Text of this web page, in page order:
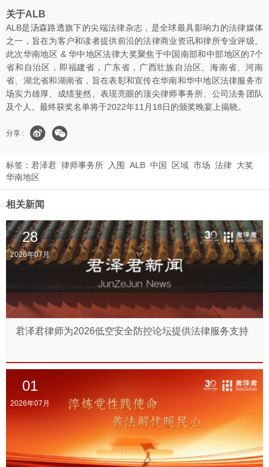
关于ALB
ALB是汤森路透旗下的尖端法律杂志，是全球最具影响力的法律媒体
之一，旨在为客户和读者提供前沿的法律商业资讯和律所专业评级。
此次华南地区 & 华中地区法律大奖聚焦于中国南部和中部地区的7个
省和自治区，即福建省，广东省，广西壮族自治区、海南省、河南
省、湖北省和湖南省，旨在表彰和宣传在华南和华中地区法律服务市
场实力雄厚、成绩斐然、表现亮眼的顶尖律师事务所、公司法务团队
及个人。最终获奖名单将于2022年11月18日的颁奖晚宴上揭晓。
分享 :
标签： 君泽君 律师事务所 入围 ALB 中国 区域 市场 法律 大奖
华南地区
相关新闻
28
2026年07月
君泽君律师为2026低空安全防控论坛提供法律服务支持
01
2026年07月